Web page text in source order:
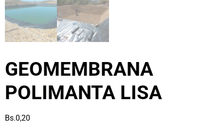
GEOMEMBRANA
POLIMANTA LISA
Bs.0,20